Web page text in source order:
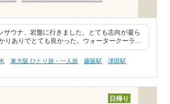
ウナ、岩盤に行きました。とても志向が凝ら
りありでとても良かった。ウォータークーラ…
東大阪 ひとり旅・一人旅 藤阪駅
津田駅
日帰り